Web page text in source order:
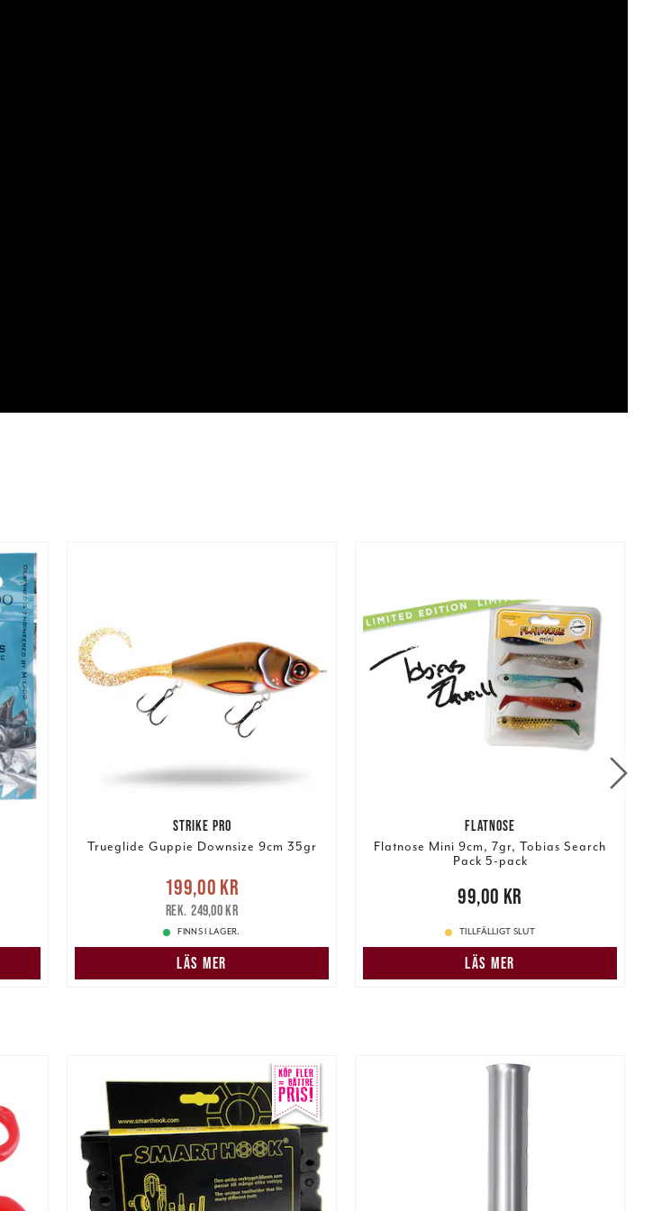
STRIKE PRO
Trueglide Guppie Downsize 9cm 35gr
Nuvarande pris
Tidigare pris
199,00 kr
249,00 kr
FINNS I LAGER.
LÄS MER
FLATNOSE
Flatnose Mini 9cm, 7gr, Tobias Search
Pack 5-pack
99,00 kr99,00 kr
TILLFÄLLIGT SLUT
LÄS MER